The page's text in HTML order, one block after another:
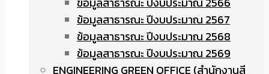
ข้อมูลสาธารณะ ปีงบประมาณ 2567
ข้อมูลสาธารณะ ปีงบประมาณ 2568
ข้อมูลสาธารณะ ปีงบประมาณ 2569
ENGINEERING GREEN OFFICE (สำนักงานสี